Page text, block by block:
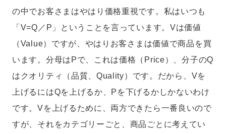
の中でお客さまはやはり価格重視です。私はいつも
「V=Q／P」ということを言っています。Vは価値
（Value）ですが、やはりお客さまは価値で商品を買
います。分母はPで、これは価格（Price）、分子のQ
はクオリティ（品質、Quality）です。だから、Vを
上げるにはQを上げるか、Pを下げるかしかないわけ
です。Vを上げるために、両方できたら一番良いので
すが、それをカテゴリーごと、商品ごとに考えてい